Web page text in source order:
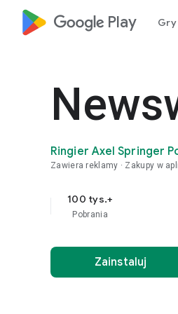
google_logo Play Gry
Ringier Axel Springer
Zawiera reklamy Zakupy w
100 tys.+
Pobrania
Zainstaluj